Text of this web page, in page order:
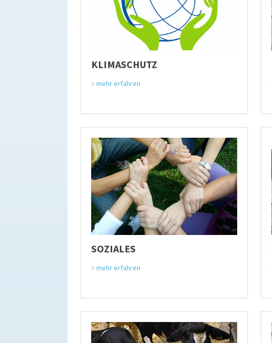
KLIMASCHUTZ
mehr erfahren
SOZIALES
mehr erfahren